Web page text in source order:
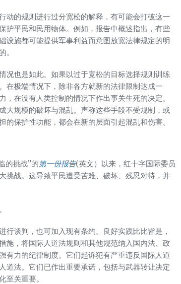
动的规则进行过分宽松的解释，有可能会打破这一
护平民和民用物体。例如，报告中概述指出，有些
设施都可能提供军事利益而意图放宽法律规定的明
。
况也是如此。如果以过于宽松的目标选择规则训练
在极端情况下，除非各方就新的法律限制达成一
在没有人类控制的情况下作出事关生死的决定。
大规模的破坏与混乱。声称这些手段不受规制，或
保护性功能，都会在新的层面引起混乱和伤害。
的挑战”的第一份报告(英文）以来，红十字国际委员
挑战。这导致平民遭受苦难、破坏、残忍对待，并
谈判，也可加入现有条约。良好实践比比皆是，
施，将国际人道法规则和其他规范纳入国内法、政
有力的纪律制度。它们起诉犯有严重违反国际人道
道法。它们已作出重要承诺，包括与武器转让决定
至关重要。